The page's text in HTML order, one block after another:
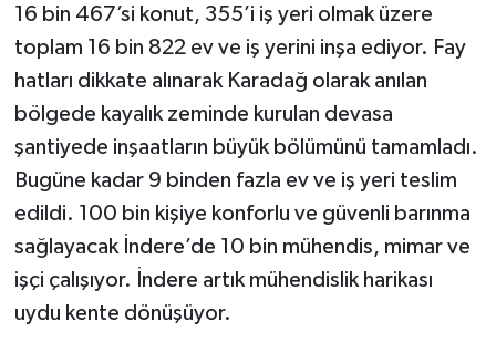
16 bin 467’si konut, 355’i iş yeri olmak üzere
toplam 16 bin 822 ev ve iş yerini inşa ediyor. Fay
hatları dikkate alınarak Karadağ olarak anılan
bölgede kayalık zeminde kurulan devasa
şantiyede inşaatların büyük bölümünü tamamladı.
Bugüne kadar 9 binden fazla ev ve iş yeri teslim
edildi. 100 bin kişiye konforlu ve güvenli barınma
sağlayacak İndere’de 10 bin mühendis, mimar ve
işçi çalışıyor. İndere artık mühendislik harikası
uydu kente dönüşüyor.